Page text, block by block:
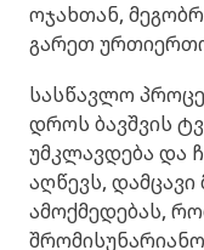
ოჯახთან,
გარეთ
სასწავლო
დროს ბავშვის
უმკლავდება და
აღწევს, დამცავი
ამოქმედებას,